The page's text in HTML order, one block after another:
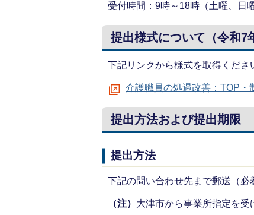
受付時間：9時～18時（土曜、日
提出様式について（令和7
下記リンクから様式を取得くださ
介護職員の処遇改善：TOP・
提出方法および提出期限
提出方法
下記の問い合わせ先まで郵送（必
（注） 大津市から事業所指定を